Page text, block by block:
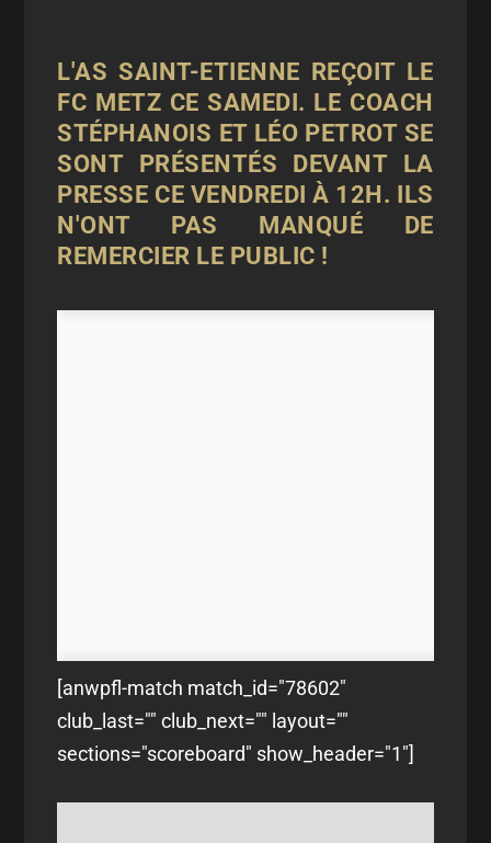
L'AS SAINT-ETIENNE REÇOIT LE
FC METZ CE SAMEDI. LE COACH
STÉPHANOIS ET LÉO PETROT SE
SONT PRÉSENTÉS DEVANT LA
PRESSE CE VENDREDI À 12H. ILS
N'ONT PAS MANQUÉ DE
REMERCIER LE PUBLIC !
[anwpfl-match match_id="78602"
club_last="" club_next="" layout=""
sections="scoreboard" show_header="1"]